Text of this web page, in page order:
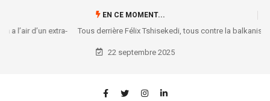
EN CE MOMENT...
Tous derrière Félix Tshisekedi, tous contre la balkanisation de la justice
22 septembre 2025